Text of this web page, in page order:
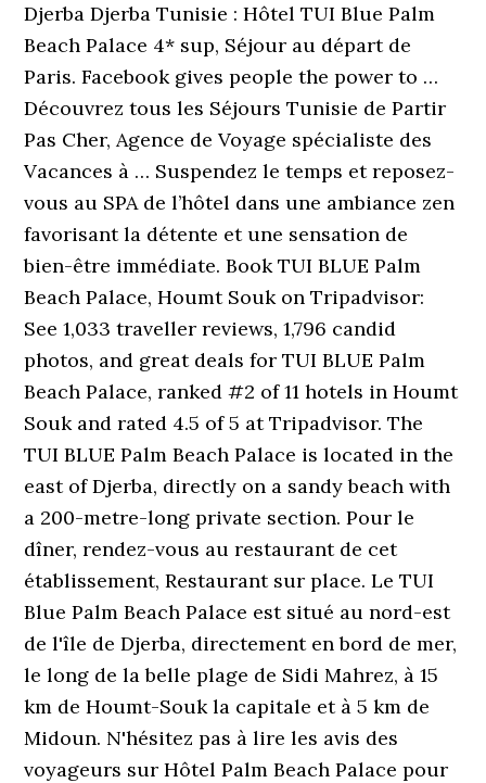
Djerba Djerba Tunisie : Hôtel TUI Blue Palm
Beach Palace 4* sup, Séjour au départ de
Paris. Facebook gives people the power to …
Découvrez tous les Séjours Tunisie de Partir
Pas Cher, Agence de Voyage spécialiste des
Vacances à … Suspendez le temps et reposez-
vous au SPA de l’hôtel dans une ambiance zen
favorisant la détente et une sensation de
bien-être immédiate. Book TUI BLUE Palm
Beach Palace, Houmt Souk on Tripadvisor:
See 1,033 traveller reviews, 1,796 candid
photos, and great deals for TUI BLUE Palm
Beach Palace, ranked #2 of 11 hotels in Houmt
Souk and rated 4.5 of 5 at Tripadvisor. The
TUI BLUE Palm Beach Palace is located in the
east of Djerba, directly on a sandy beach with
a 200-metre-long private section. Pour le
dîner, rendez-vous au restaurant de cet
établissement, Restaurant sur place. Le TUI
Blue Palm Beach Palace est situé au nord-est
de l'île de Djerba, directement en bord de mer,
le long de la belle plage de Sidi Mahrez, à 15
km de Houmt-Souk la capitale et à 5 km de
Midoun. N'hésitez pas à lire les avis des
voyageurs sur Hôtel Palm Beach Palace pour